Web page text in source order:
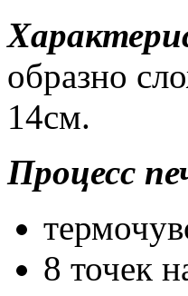
образно
14см.
Процесс
8 точек